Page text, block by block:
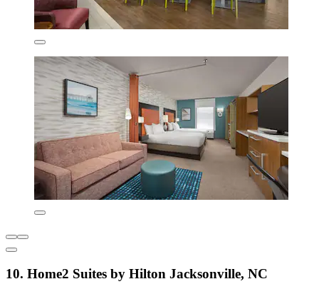
10. Home2 Suites by Hilton Jacksonville, NC